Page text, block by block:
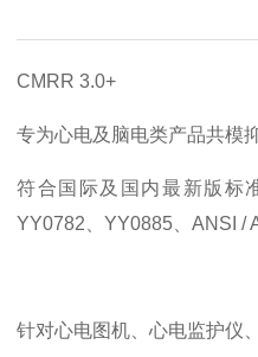
CMRR 3.0+
专为心电及脑电类产品共模
符合国际及国内最新版标
YY0782、YY0885、ANSI /
针对心电图机、心电监护仪